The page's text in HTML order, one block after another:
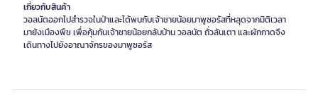
เกี่ยวกับสินค้า
วอลนัตออกไปสำรวจในป่าและได้พบกับเจ้าชายน้อยมาพูซอรัสที่หลุดจากมิติเวลา
มายังเมืองพืช เพื่อคุ้มกันเจ้าชายน้อยกลับบ้าน วอลนัต ถั่วลันเตา และผักกาดจึง
เดินทางไปยังอาณาจักรของมาพูซอรัส